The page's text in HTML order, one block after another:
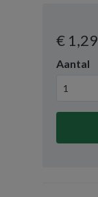
€ 1,29
Aantal